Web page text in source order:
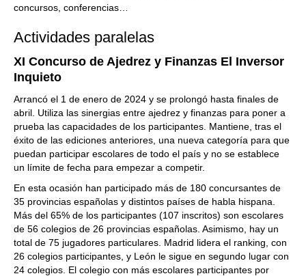
concursos, conferencias…
Actividades paralelas
XI Concurso de Ajedrez y Finanzas El Inversor
Inquieto
Arrancó el 1 de enero de 2024 y se prolongó hasta finales de
abril. Utiliza las sinergias entre ajedrez y finanzas para poner a
prueba las capacidades de los participantes. Mantiene, tras el
éxito de las ediciones anteriores, una nueva categoría para que
puedan participar escolares de todo el país y no se establece
un límite de fecha para empezar a competir.
En esta ocasión han participado más de 180 concursantes de
35 provincias españolas y distintos países de habla hispana.
Más del 65% de los participantes (107 inscritos) son escolares
de 56 colegios de 26 provincias españolas. Asimismo, hay un
total de 75 jugadores particulares. Madrid lidera el ranking, con
26 colegios participantes, y León le sigue en segundo lugar con
24 colegios. El colegio con más escolares participantes por